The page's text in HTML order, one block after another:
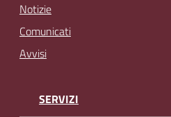
Notizie
Comunicati
Avvisi
SERVIZI